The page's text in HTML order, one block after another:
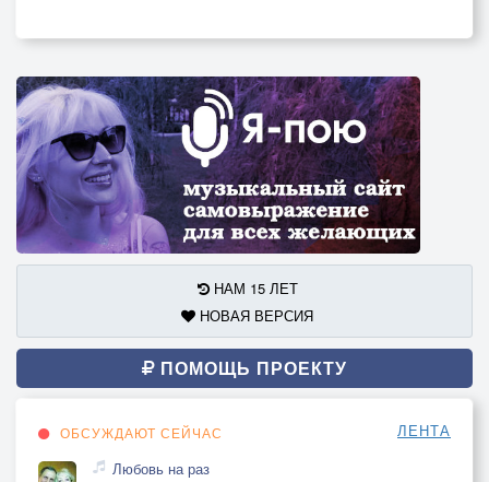
НАМ 15 ЛЕТ
НОВАЯ ВЕРСИЯ
ПОМОЩЬ ПРОЕКТУ
ОБСУЖДАЮТ СЕЙЧАС ЛЕНТА
Любовь на раз